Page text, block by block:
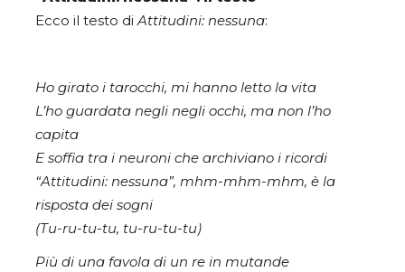
Ecco il testo diAttitudini: nessuna:
Ho girato i tarocchi, mi hanno letto la vita
L’ho guardata negli negli occhi, ma non l’ho
capita
E soffia tra i neuroni che archiviano i ricordi
“Attitudini: nessuna”, mhm-mhm-mhm, è la
risposta dei sogni
(Tu-ru-tu-tu, tu-ru-tu-tu)
Più di una favola di un re in mutande